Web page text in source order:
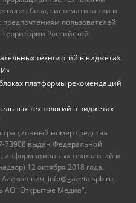
сбора, систематизации и
пользователей
Российской
технологий в виджетах
платформы рекомендаций
технологий в виджетах
номер средства
выдан Федеральной
информационных технологий и
12 октября 2018 года.
info@gazeta.spb.ru,
АО "Открытые Медиа",